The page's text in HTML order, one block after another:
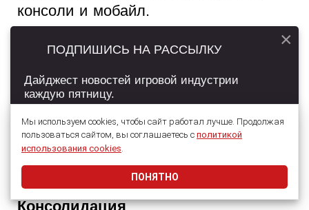
консоли и мобайл.
Консолидация
Мы используем cookies, чтобы сайт работал лучше. Продолжая
пользоваться сайтом, вы соглашаетесь с политикой
использования cookies.
ПОНЯТНО
ПОДПИШИСЬ НА РАССЫЛКУ
Дайджест новостей игровой индустрии
каждую пятницу.
Даю согласие на обработкуперсональных данных
×